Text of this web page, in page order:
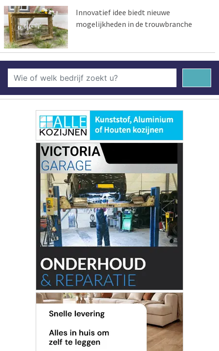
Innovatief idee biedt nieuwe
mogelijkheden in de trouwbranche